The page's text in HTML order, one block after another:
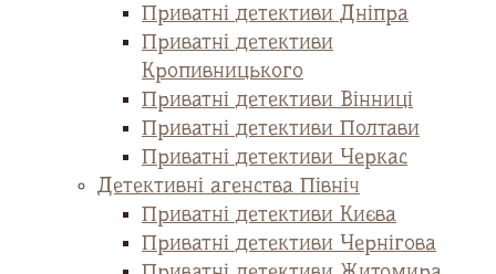
Приватні детективи Дніпра
Приватні детективи
Кропивницького
Приватні детективи Вінниці
Приватні детективи Полтави
Приватні детективи Черкас
Детективні агенства Північ
Приватні детективи Києва
Приватні детективи Чернігова